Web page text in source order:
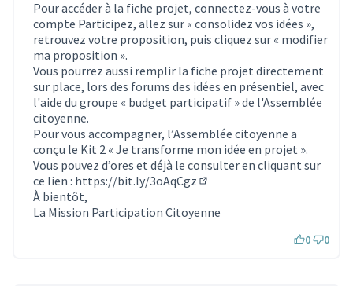
(S'ouvre dans un nouvel
Pour accéder à la fiche projet, connectez-vous à votre
compte Participez, allez sur « consolidez vos idées »,
retrouvez votre proposition, puis cliquez sur « modifier
ma proposition ».
Vous pourrez aussi remplir la fiche projet directement
sur place, lors des forums des idées en présentiel, avec
l'aide du groupe « budget participatif » de l'Assemblée
citoyenne.
Pour vous accompagner, l’Assemblée citoyenne a
conçu le Kit 2 « Je transforme mon idée en projet ».
Vous pouvez d’ores et déjà le consulter en cliquant sur
ce lien : https://bit.ly/3oAqCgz
À bientôt,
La Mission Participation Citoyenne
0 0